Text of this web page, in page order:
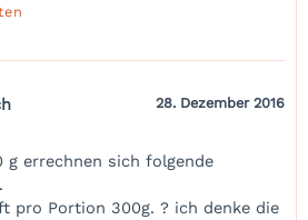
28. Dezember 2016
g errechnen sich folgende
pro Portion 300g. ? ich denke die